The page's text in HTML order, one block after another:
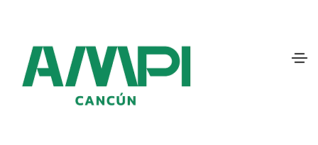
Martes, 12 de mayo de 2026
Entrevista Dafnee Fuentes - DIME
Noticias